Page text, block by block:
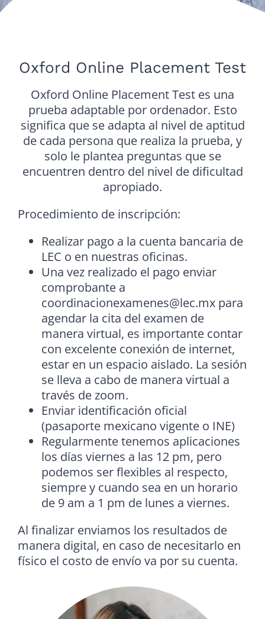
Oxford Online Placement Test
Oxford Online Placement Test es una
prueba adaptable por ordenador. Esto
significa que se adapta al nivel de aptitud
de cada persona que realiza la prueba, y
solo le plantea preguntas que se
encuentren dentro del nivel de dificultad
apropiado.
Procedimiento de inscripción:
Realizar pago a la cuenta bancaria de
LEC o en nuestras oficinas.
Una vez realizado el pago enviar
comprobante a
coordinacionexamenes@lec.mx para
agendar la cita del examen de
manera virtual, es importante contar
con excelente conexión de internet,
estar en un espacio aislado. La sesión
se lleva a cabo de manera virtual a
través de zoom.
Enviar identificación oficial
(pasaporte mexicano vigente o INE)
Regularmente tenemos aplicaciones
los días viernes a las 12 pm, pero
podemos ser flexibles al respecto,
siempre y cuando sea en un horario
de 9 am a 1 pm de lunes a viernes.
Al finalizar enviamos los resultados de
manera digital, en caso de necesitarlo en
físico el costo de envío va por su cuenta.